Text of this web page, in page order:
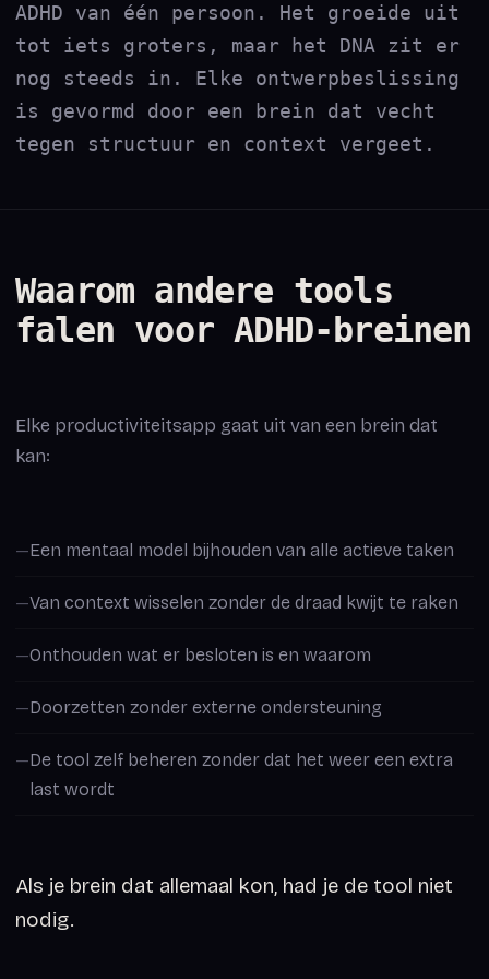
ADHD van één persoon. Het groeide uit
tot iets groters, maar het DNA zit er
nog steeds in. Elke ontwerpbeslissing
is gevormd door een brein dat vecht
tegen structuur en context vergeet.
Waarom andere tools
falen voor ADHD-breinen
Elke productiviteitsapp gaat uit van een brein dat
kan:
Een mentaal model bijhouden van alle actieve taken
Van context wisselen zonder de draad kwijt te raken
Onthouden wat er besloten is en waarom
Doorzetten zonder externe ondersteuning
De tool zelf beheren zonder dat het weer een extra
last wordt
Als je brein dat allemaal kon, had je de tool niet
nodig.